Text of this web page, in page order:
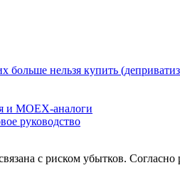
нельзя купить
и MOEX-аналоги
руководство
с риском убытков. Согласно